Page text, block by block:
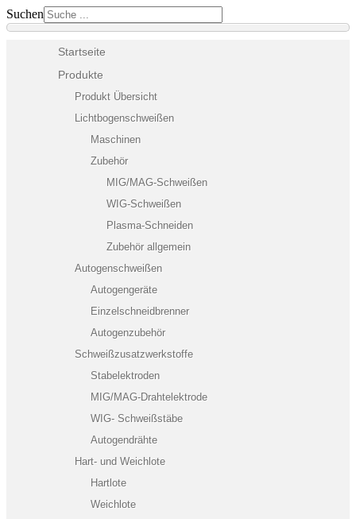
Suchen
Startseite
Produkte
Produkt Übersicht
Lichtbogenschweißen
Maschinen
Zubehör
MIG/MAG-Schweißen
WIG-Schweißen
Plasma-Schneiden
Zubehör allgemein
Autogenschweißen
Autogengeräte
Einzelschneidbrenner
Autogenzubehör
Schweißzusatzwerkstoffe
Stabelektroden
MIG/MAG-Drahtelektrode
WIG- Schweißstäbe
Autogendrähte
Hart- und Weichlote
Hartlote
Weichlote